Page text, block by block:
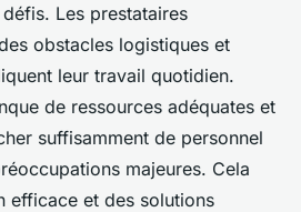
Les prestataires
obstacles logistiques et
leur travail quotidien.
de ressources adéquates et
suffisamment de personnel
majeures. Cela
efficace et des solutions